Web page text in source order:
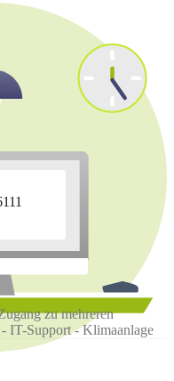
zu mehreren
IT-Support - Klimaanlage